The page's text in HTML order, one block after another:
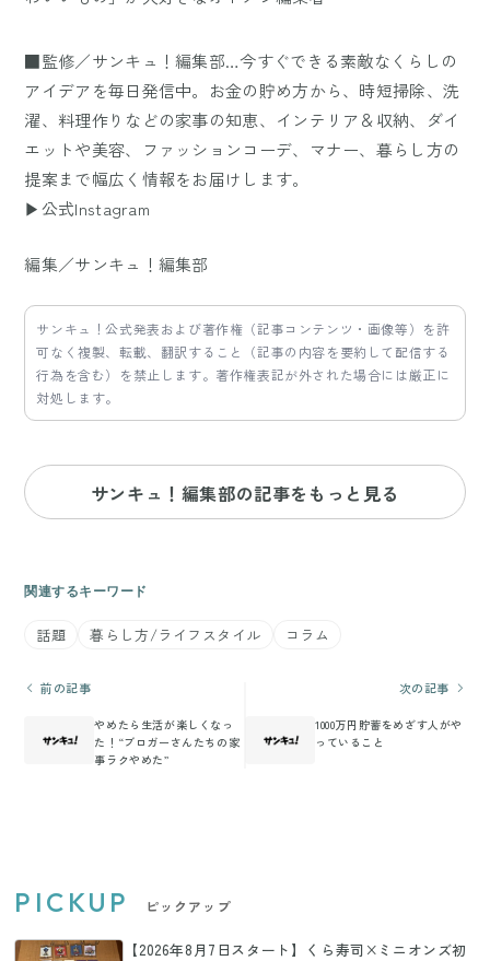
■監修／サンキュ！編集部…今すぐできる素敵なくらしの
アイデアを毎日発信中。お金の貯め方から、時短掃除、洗
濯、料理作りなどの家事の知恵、インテリア＆収納、ダイ
エットや美容、ファッションコーデ、マナー、暮らし方の
提案まで幅広く情報をお届けします。
▶公式Instagram
編集／サンキュ！編集部
サンキュ！公式発表および著作権（記事コンテンツ・画像等）を許
可なく複製、転載、翻訳すること（記事の内容を要約して配信する
行為を含む）を禁止します。著作権表記が外された場合には厳正に
対処します。
サンキュ！編集部の記事をもっと見る
関連するキーワード
話題 暮らし方/ライフスタイル コラム
前の記事
やめたら生活が楽しくなっ
た！“ブロガーさんたちの家
事ラクやめた”
次の記事
1000万円貯蓄をめざす人がや
っていること
PICKUP ピックアップ
【2026年8月7日スタート】くら寿司×ミニオンズ初